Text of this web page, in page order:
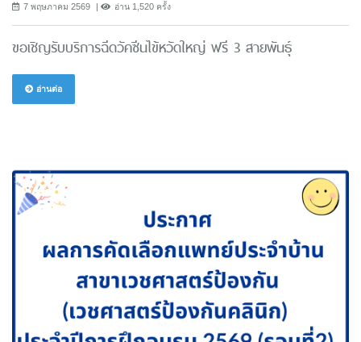
7 พฤษภาคม 2569 อ่าน 1,520 ครั้ง
ขอเชิญรับบริการฉีดวัคซีนไข้หวัดใหญ่ ฟรี 3 สายพันธ์ุ
อ่านต่อ